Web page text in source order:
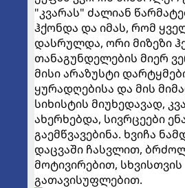
"კვარას" ძალიან
ჰქონდა და იმას, რომ
დასრულდა, ორი მიზეზი
თანაგუნდელების მიერ
მისი არაზუსტი
ყურადღებისა და მის
სიხისტის მიუხედავად,
ახერხებდა, სივრცეები
გაემწვავებინა. ხვიჩა
დაცვაში ჩასვლით,
მოტივირებით, სხვისთვის
გათავისუფლებით.